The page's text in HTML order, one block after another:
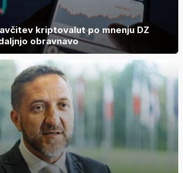
kriptovalut po mnenju DZ
obravnavo